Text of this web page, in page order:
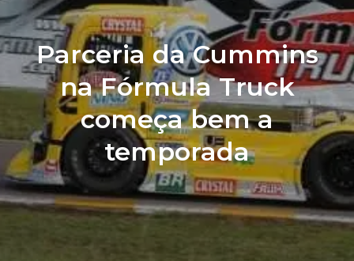
Parceria da Cummins
na Fórmula Truck
começa bem a
temporada